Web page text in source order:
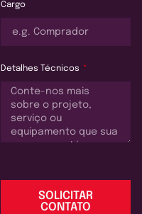
Cargo
Detalhes Técnicos
SOLICITAR
CONTATO